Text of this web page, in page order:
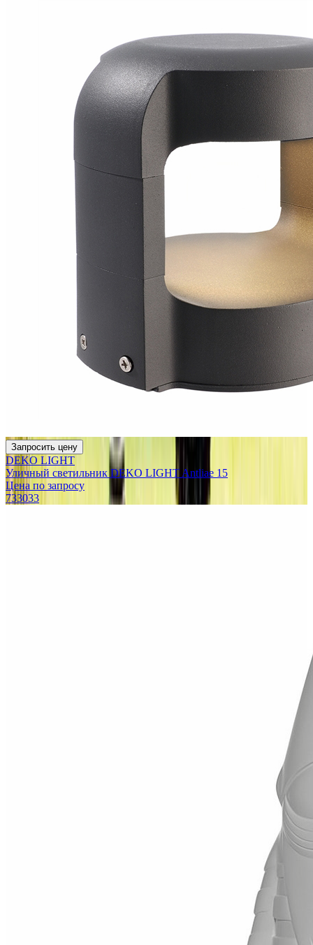
Запросить цену
DEKO LIGHT
Уличный светильник DEKO LIGHT Antliae 15
Цена по запросу
733033